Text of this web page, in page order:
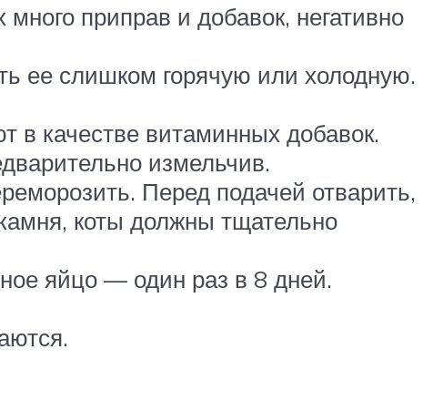
приправ и добавок, негативно
ее слишком горячую или холодную.
в качестве витаминных добавок.
измельчив.
Перед подачей отварить,
коты должны тщательно
яйцо — один раз в 8 дней.